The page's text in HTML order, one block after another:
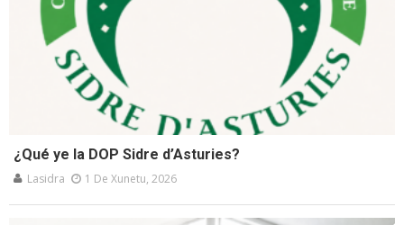
¿Qué ye la DOP Sidre d’Asturies?
Lasidra 1 De Xunetu, 2026